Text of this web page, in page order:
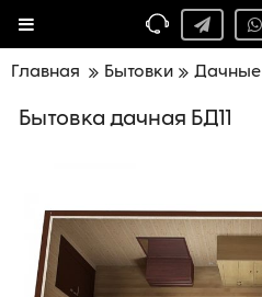
Главная Бытовки Дачные
Бытовка дачная БД11